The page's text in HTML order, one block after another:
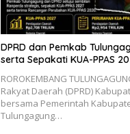
DPRD dan Pemkab
serta Sepakati KUA-PPAS
ROROKEMBANG
Rakyat Daerah (DPRD)
bersama Pemerintah
Tulungagung…